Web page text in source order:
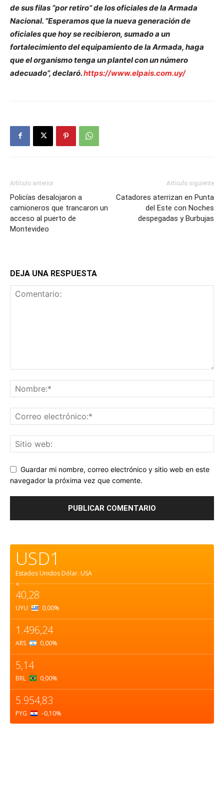
de sus filas “por retiro” de los oficiales de la Armada
Nacional. “Esperamos que la nueva generación de
oficiales que hoy se recibieron, sumado a un
fortalecimiento del equipamiento de la Armada, haga
que el organismo tenga un plantel con un número
adecuado”, declaró.https://www.elpais.com.uy/
Artículo anterior
Policías desalojaron a
camioneros que trancaron un
acceso al puerto de
Montevideo
Artículo siguiente
Catadores aterrizan en Punta
del Este con Noches
despegadas y Burbujas
DEJA UNA RESPUESTA
Guardar mi nombre, correo electrónico y sitio web en este
navegador la próxima vez que comente.
USD1
Estados Unidos Dólar. USA
=
40,28
UYU 0,00%
1.496,24
ARS 0,00%
5,14
BRL 0,00%
5.954,83
PYG –0,10%